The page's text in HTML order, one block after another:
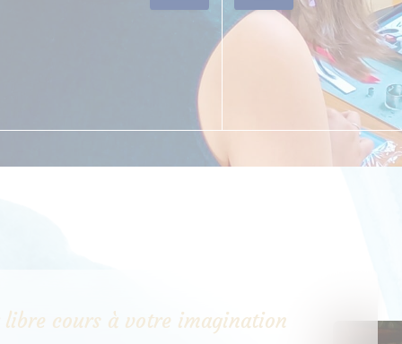
cours à votre imagination